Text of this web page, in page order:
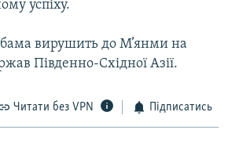
успіху.
вирушить до М’янми на
Південно-Східної Азії.
Читати без VPN Підписатись